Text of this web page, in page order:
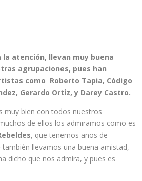
la atención, llevan muy buena
agrupaciones, pues han
como Roberto Tapia, Código
Gerardo Ortiz, y Darey Castro.
muy bien con todos nuestros
de ellos los admiramos como es
, que tenemos años de
también llevamos una buena amistad,
dicho que nos admira, y pues es